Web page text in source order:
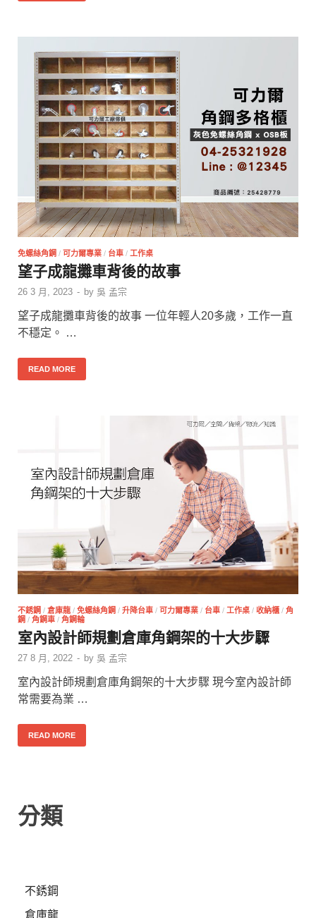
免螺絲角鋼 / 可力爾專業 / 台車 / 工作桌
望子成龍攤車背後的故事
26 3 月, 2023 - by 吳 孟宗
望子成龍攤車背後的故事 一位年輕人20多歲，工作一直
不穩定。 …
READ MORE
不銹鋼 / 倉庫龍 / 免螺絲角鋼 / 升降台車 / 可力爾專業 / 台車 / 工作桌 / 收納櫃 / 角
鋼 / 角鋼車 / 角鋼輪
室內設計師規劃倉庫角鋼架的十大步驟
27 8 月, 2022 - by 吳 孟宗
室內設計師規劃倉庫角鋼架的十大步驟 現今室內設計師
常需要為業 …
READ MORE
分類
不銹鋼
倉庫龍